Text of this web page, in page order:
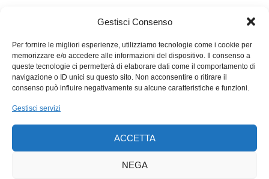
Gestisci Consenso
Per fornire le migliori esperienze, utilizziamo tecnologie come i cookie per
memorizzare e/o accedere alle informazioni del dispositivo. Il consenso a
queste tecnologie ci permetterà di elaborare dati come il comportamento di
navigazione o ID unici su questo sito. Non acconsentire o ritirare il
consenso può influire negativamente su alcune caratteristiche e funzioni.
Gestisci servizi
ACCETTA
NEGA
aiutano a prendere decisioni basate sulla realtà dei fatti e non
informativo costruito sulla fatica, l’intelligenza e la
professionalità di chi non si lascia tentare dalle sirene del
«copincollismo» o di altre diffuse malattie mediatiche.